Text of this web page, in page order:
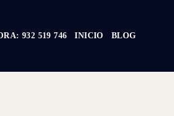
932 519 746 INICIO BLOG